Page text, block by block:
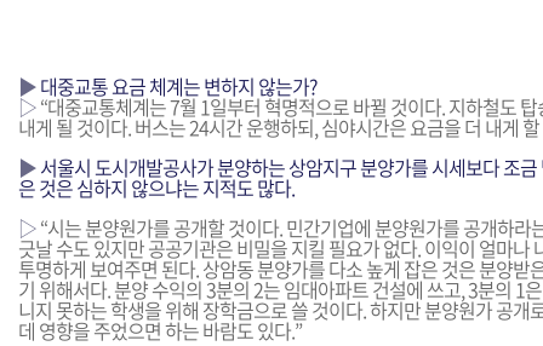
▶대중교통 요금 체계는 변하지 않는가?
▷“대중교통체계는 7월 1일부터 혁명적으로 바뀔 것이다. 지하철도
내게 될 것이다. 버스는 24시간 운행하되, 심야시간은 요금을 더 내게
▶서울시 도시개발공사가 분양하는 상암지구 분양가를 시세보다 조
은 것은 심하지 않으냐는 지적도 많다.
▷“시는 분양원가를 공개할 것이다. 민간기업에 분양원가를 공개하라
긋날 수도 있지만 공공기관은 비밀을 지킬 필요가 없다. 이익이 얼마나
투명하게 보여주면 된다. 상암동 분양가를 다소 높게 잡은 것은 분양받
기 위해서다. 분양 수익의 3분의 2는 임대아파트 건설에 쓰고, 3분의 1
니지 못하는 학생을 위해 장학금으로 쓸 것이다. 하지만 분양원가 공개
데 영향을 주었으면 하는 바람도 있다.”